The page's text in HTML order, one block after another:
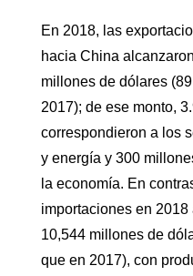
En 2018, las
hacia China
millones de dólares
2017); de ese monto,
correspondieron a los
y energía y 300
la economía. En
importaciones en 2018
10,544 millones de
que en 2017), con